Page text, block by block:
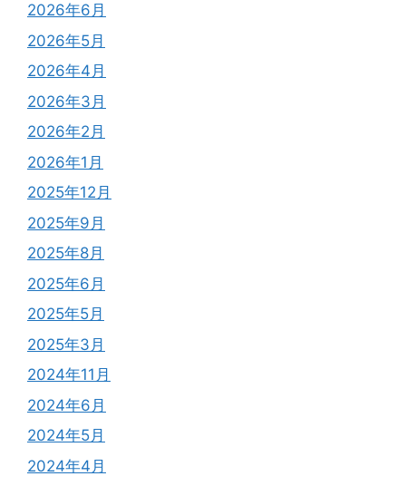
2026年6月
2026年5月
2026年4月
2026年3月
2026年2月
2026年1月
2025年12月
2025年9月
2025年8月
2025年6月
2025年5月
2025年3月
2024年11月
2024年6月
2024年5月
2024年4月